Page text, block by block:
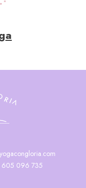
605 096 735